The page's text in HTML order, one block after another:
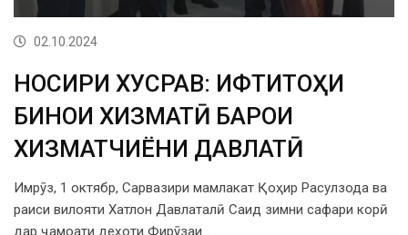
02.10.2024
НОСИРИ ХУСРАВ: ИФТИТОҲИ
БИНОИ ХИЗМАТӢ БАРОИ
ХИЗМАТЧИЁНИ ДАВЛАТӢ
Имрӯз, 1 октябр, Сарвазири мамлакат Қоҳир Расулзода ва
раиси вилояти Хатлон Давлаталӣ Саид зимни сафари корӣ